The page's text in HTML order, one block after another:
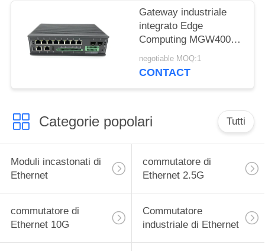
Gateway industriale
integrato Edge
Computing MGW4000
1.6GHz Funzione RTC
negotiable MOQ:1
CONTACT
Categorie popolari Tutti
Moduli incastonati di
Ethernet
commutatore di
Ethernet 2.5G
commutatore di
Ethernet 10G
Commutatore
industriale di Ethernet